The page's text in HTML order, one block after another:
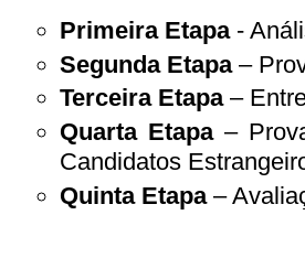
Primeira Etapa-
Segunda Etapa–
Terceira Etapa–
Quarta Etapa–
Candidatos
Quinta Etapa–